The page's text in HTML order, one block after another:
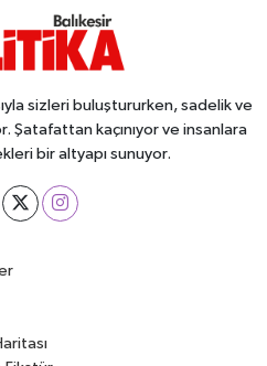
sizleri buluştururken, sadelik ve
Şatafattan kaçınıyor ve insanlara
bir altyapı sunuyor.